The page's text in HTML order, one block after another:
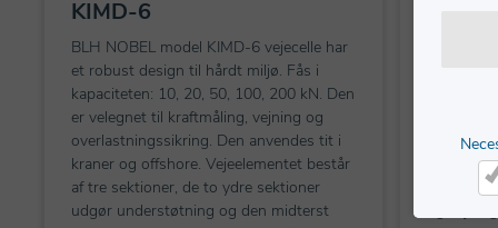
KIMD-6
BLH NOBEL model KIMD-6 vejecelle har
et robust design til hårdt miljø. Fås i
kapaciteten: 10, 20, 50, 100, 200 kN. Den
er velegnet til kraftmåling, vejning og
overlastningssikring. Den anvendes tit i
kraner og offshore. Vejeelementet består
af tre sektioner, de to ydre sektioner
udgør understøtning og den midterst
KISD-6
400,